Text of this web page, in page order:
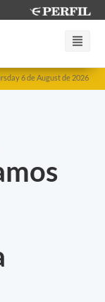
6 de August de 2026